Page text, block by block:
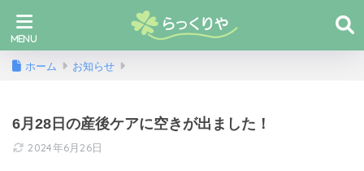
ホーム お知らせ
6月28日の産後ケアに空きが出ました！
2024年6月26日